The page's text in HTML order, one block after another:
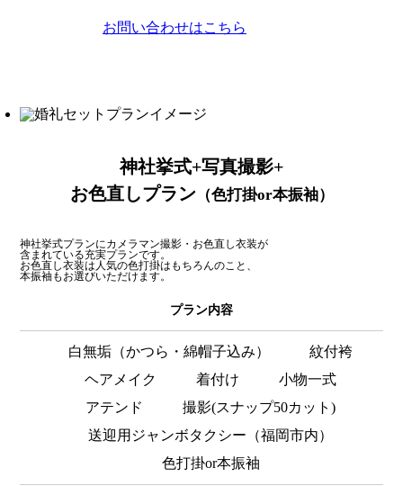
お問い合わせはこちら
神社挙式+写真撮影+
お色直しプラン （色打掛or本振袖）
神社挙式プランにカメラマン撮影・お色直し衣装が
含まれている充実プランです。
お色直し衣装は人気の色打掛はもちろんのこと、
本振袖もお選びいただけます。
プラン内容
白無垢（かつら・綿帽子込み）
紋付袴
ヘアメイク
着付け
小物一式
アテンド
撮影(スナップ50カット)
送迎用ジャンボタクシー（福岡市内）
色打掛or本振袖